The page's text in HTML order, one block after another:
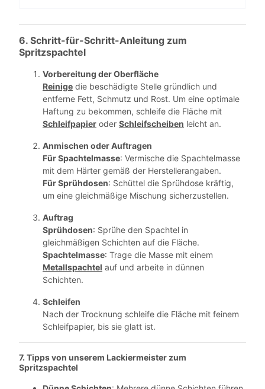
6. Schritt-für-Schritt-Anleitung zum
Spritzspachtel
Vorbereitung der Oberfläche
Reinige die beschädigte Stelle gründlich und
entferne Fett, Schmutz und Rost. Um eine optimale
Haftung zu bekommen, schleife die Fläche mit
Schleifpapier oder Schleifscheiben leicht an.
Anmischen oder Auftragen
Für Spachtelmasse: Vermische die Spachtelmasse
mit dem Härter gemäß der Herstellerangaben.
Für Sprühdosen: Schüttel die Sprühdose kräftig,
um eine gleichmäßige Mischung sicherzustellen.
Auftrag
Sprühdosen: Sprühe den Spachtel in
gleichmäßigen Schichten auf die Fläche.
Spachtelmasse: Trage die Masse mit einem
Metallspachtel auf und arbeite in dünnen
Schichten.
Schleifen
Nach der Trocknung schleife die Fläche mit feinem
Schleifpapier, bis sie glatt ist.
7. Tipps von unserem Lackiermeister zum
Spritzspachtel